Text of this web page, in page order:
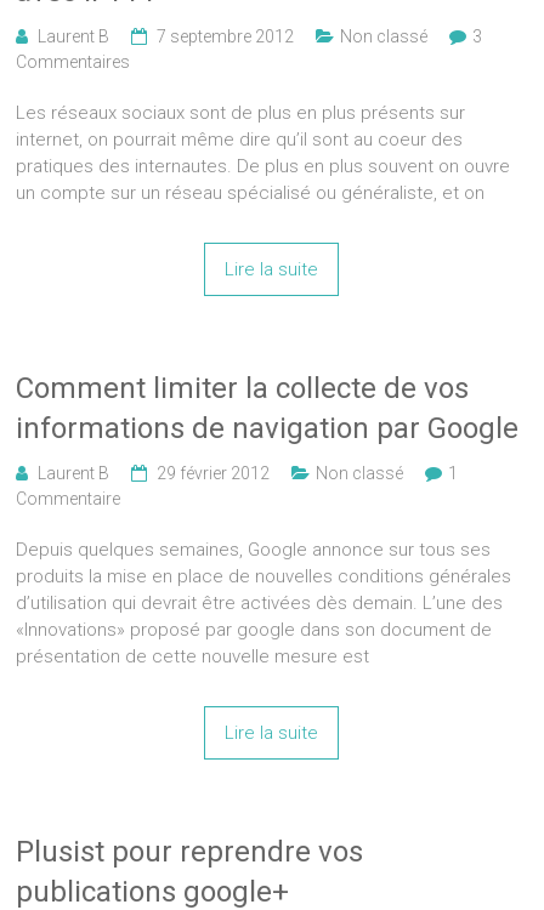
Laurent B 7 septembre 2012 Non classé
3
Commentaires
Les réseaux sociaux sont de plus en plus présents sur
internet, on pourrait même dire qu’il sont au coeur des
pratiques des internautes. De plus en plus souvent on ouvre
un compte sur un réseau spécialisé ou généraliste, et on
Lire la suite
Comment limiter la collecte de vos
informations de navigation par Google
Laurent B 29 février 2012 Non classé
1
Commentaire
Depuis quelques semaines, Google annonce sur tous ses
produits la mise en place de nouvelles conditions générales
d’utilisation qui devrait être activées dès demain. L’une des
«Innovations» proposé par google dans son document de
présentation de cette nouvelle mesure est
Lire la suite
Plusist pour reprendre vos
publications google+